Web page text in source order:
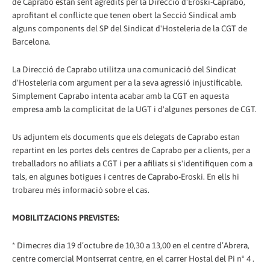
aprofitant el conflicte que tenen obert la Secció Sindical amb
alguns components del SP del Sindicat d'Hosteleria de la CGT de
Barcelona.
La Direcció de Caprabo utilitza una comunicació del Sindicat
d'Hosteleria com argument per a la seva agressió injustificable.
Simplement Caprabo intenta acabar amb la CGT en aquesta
empresa amb la complicitat de la UGT i d'algunes persones de CGT.
Us adjuntem els documents que els delegats de Caprabo estan
repartint en les portes dels centres de Caprabo per a clients, per a
treballadors no afiliats a CGT i per a afiliats si s'identifiquen com a
tals, en algunes botigues i centres de Caprabo-Eroski. En ells hi
trobareu més informació sobre el cas.
MOBILITZACIONS PREVISTES:
* Dimecres dia 19 d’octubre de 10,30 a 13,00 en el centre d’Abrera,
centre comercial Montserrat centre, en el carrer Hostal del Pi nº 4 .